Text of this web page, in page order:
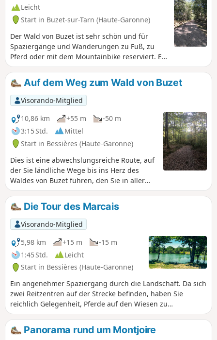
Leicht
Start in Buzet-sur-Tarn (Haute-Garonne)
Der Wald von Buzet ist sehr schön und für
Spaziergänge und Wanderungen zu Fuß, zu
Pferd oder mit dem Mountainbike reserviert. Er
ist am Wochenende sehr frequentiert, aber vor
Jägern geschützt und bietet zahlreiche gut
ausgeschilderte Wege, auf denen man sich
kaum verirren kann. Wir sind auf dem Hinweg
dem Wanderweg gefolgt und auf dem Rückweg
den Reitwegen. Das Haus der Biodiversität
bietet einen unterhaltsamen Zwischenstopp für
Groß und Klein.
Auf dem Weg zum Wald von Buzet
Visorando-Mitglied
10,86 km
+55 m
-50 m
3:15 Std.
Mittel
Start in Bessières (Haute-Garonne)
Dies ist eine abwechslungsreiche Route, auf
der Sie ländliche Wege bis ins Herz des
Waldes von Buzet führen, den Sie in aller
Ruhe entdecken können. Verpassen Sie nicht
einen Besuch im Haus der Biodiversität, um
alles über dieses sensible Naturgebiet zu
ergehen. Der Wald, in dem Sie sich
befinden, ist ein sensibler Naturraum. Bitte
beachten Sie die geltenden Vorschriften.
Die Tour des Marcais
Visorando-Mitglied
5,98 km
+15 m
-15 m
1:45 Std.
Leicht
Start in Bessières (Haute-Garonne)
Ein angenehmer Spaziergang durch die Landschaft. Da sich
zwei Reitzentren auf der Strecke befinden, haben Sie
reichlich Gelegenheit, Pferde auf den Wiesen zu
beobachten. Auf Höhe des Reitzentrums Éconotre gelangen
Sie bequem auf die „Voie Verte“, die unser Gebiet auf einer
Länge von 17 km durchquert.
Panorama rund um Montjoire